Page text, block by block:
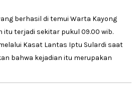
berhasil di temui Warta Kayong
itu terjadi sekitar pukul 09.00 wib.
Kasat Lantas Iptu Sulardi saat
bahwa kejadian itu merupakan